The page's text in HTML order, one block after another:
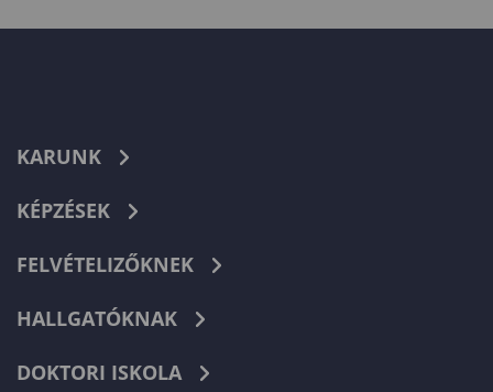
KARUNK
KÉPZÉSEK
FELVÉTELIZŐKNEK
HALLGATÓKNAK
DOKTORI ISKOLA